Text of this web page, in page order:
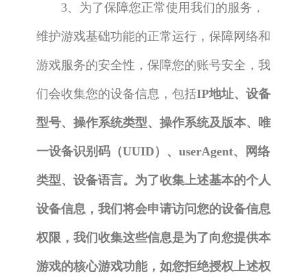
3、为了保障您正常使用我们的服务，
维护游戏基础功能的正常运行，保障网络和
游戏服务的安全性，保障您的账号安全，我
们会收集您的设备信息，包括IP地址、设备
型号、操作系统类型、操作系统及版本、唯
一设备识别码（UUID）、userAgent、网络
类型、设备语言。为了收集上述基本的个人
设备信息，我们将会申请访问您的设备信息
权限，我们收集这些信息是为了向您提供本
游戏的核心游戏功能，如您拒绝授权上述权